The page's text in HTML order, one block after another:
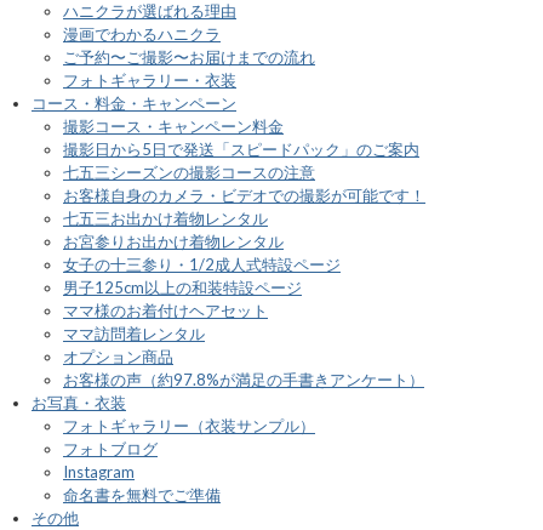
ハニクラが選ばれる理由
漫画でわかるハニクラ
ご予約〜ご撮影〜お届けまでの流れ
フォトギャラリー・衣装
コース・料金・キャンペーン
撮影コース・キャンペーン料金
撮影日から5日で発送「スピードパック」のご案内
七五三シーズンの撮影コースの注意
お客様自身のカメラ・ビデオでの撮影が可能です！
七五三お出かけ着物レンタル
お宮参りお出かけ着物レンタル
女子の十三参り・1/2成人式特設ページ
男子125cm以上の和装特設ページ
ママ様のお着付けヘアセット
ママ訪問着レンタル
オプション商品
お客様の声（約97.8%が満足の手書きアンケート）
お写真・衣装
フォトギャラリー（衣装サンプル）
フォトブログ
Instagram
命名書を無料でご準備
その他